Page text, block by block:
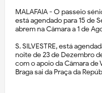
MALAFAIA - O passeio
está agendado para 15 de
abrem na Câmara a 1 de
S. SILVESTRE, está
noite de 23 de Dezembro
com o apoio da Câmara
Braga sai da Praça da